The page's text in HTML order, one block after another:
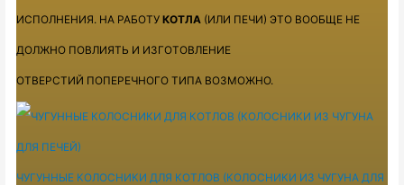
ИСПОЛНЕНИЯ. НА РАБОТУКОТЛА (ИЛИ ПЕЧИ) ЭТО ВООБЩЕ НЕ
ДОЛЖНО ПОВЛИЯТЬ И ИЗГОТОВЛЕНИЕ
ОТВЕРСТИЙ ПОПЕРЕЧНОГО ТИПА ВОЗМОЖНО.
ЧУГУННЫЕ КОЛОСНИКИ ДЛЯ КОТЛОВ (КОЛОСНИКИ ИЗ ЧУГУНА ДЛЯ